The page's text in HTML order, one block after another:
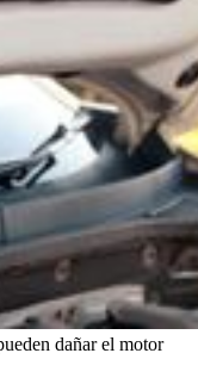
dañar el motor